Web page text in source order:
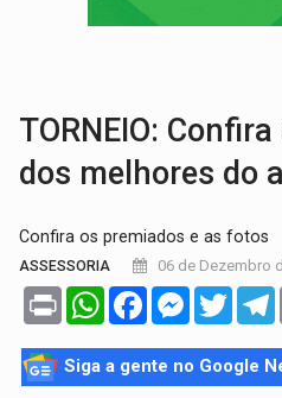
HOMENAGEM:
TORNEIO:
dos melhores do
Confira os premiados e as fotos
ASSESSORIA 06 de Dezembro
Print WhatsAppFacebookMessenger
Siga a gente no Google